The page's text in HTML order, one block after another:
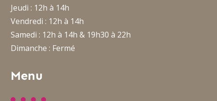
Jeudi : 12h à 14h
Vendredi : 12h à 14h
Samedi : 12h à 14h & 19h30 à 22h
Dimanche : Fermé
Menu